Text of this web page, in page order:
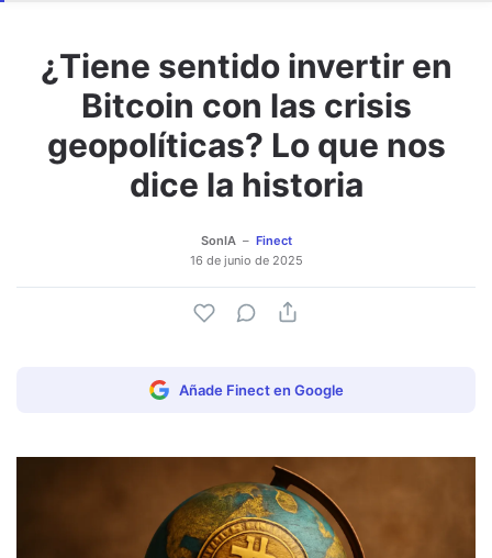
¿Tiene sentido invertir en
Bitcoin con las crisis
geopolíticas? Lo que nos
dice la historia
SonIA
Finect
16 de junio de 2025
Añade Finect en Google